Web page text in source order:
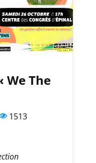
We The
1513